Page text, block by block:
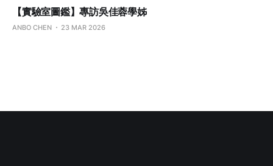
【實驗室圖鑑】專訪吳佳蓉學姊
ANBO CHEN 23 MAR 2026